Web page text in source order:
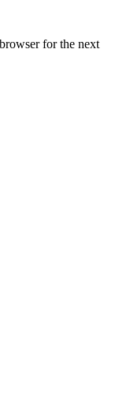
for the next